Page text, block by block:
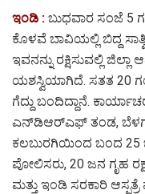
ಇಂಡಿ : ಬುಧವಾರ ಸಂಜೆ 5
ಕೊಳವೆ ಬಾವಿಯಲ್ಲಿ ಬಿದ್ದ
ಇವನನ್ನು ರಕ್ಷಿಸುವಲ್ಲಿ
ಯಶಸ್ವಿಯಾಗಿದೆ. ಸತತ 20
ಗೆದ್ದು ಬಂದಿದ್ದಾನೆ.
ಎನ್‍ಡಿಆರ್‍ಎಫ್ ತಂಡ,
ಕಲಬುರಗಿಯಿಂದ ಬಂದ
ಪೋಲಿಸರು, 20 ಜನ ಗೃಹ
ಮತ್ತು ಇಂಡಿ ಸರಕಾರಿ ಆಸ್ಪತ್ರೆ